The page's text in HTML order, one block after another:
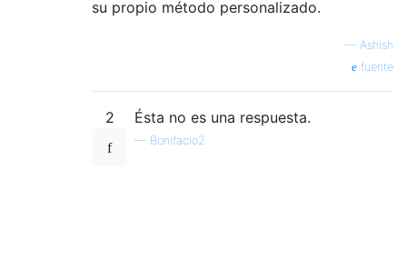
su propio método personalizado.
— Ashish
fuente
2 Ésta no es una respuesta.
— Bonifacio2